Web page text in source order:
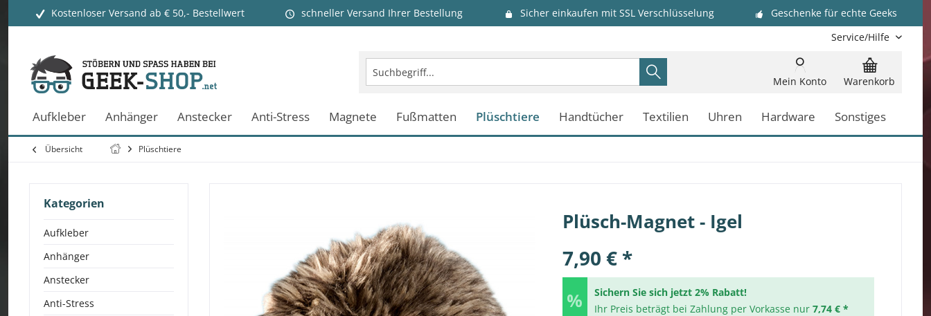
Kostenloser Versand ab € 50,- Bestellwert schneller Versand Ihrer Bestellung Sicher einkaufen mit SSL Verschlüsselung
Geschenke für echte Geeks
Service/Hilfe
Warenkorb
Mein Konto
Aufkleber Anhänger Anstecker Anti-Stress Magnete Fußmatten Plüschtiere Handtücher Textilien Uhren Hardware Sonstiges
Übersicht Plüschtiere
Kategorien
Aufkleber
Anhänger
Anstecker
Anti-Stress
Plüsch-Magnet - Igel
7,90 € *
Sichern Sie sich jetzt 2% Rabatt!
Ihr Preis beträgt bei Zahlung per Vorkasse nur 7,74 € *